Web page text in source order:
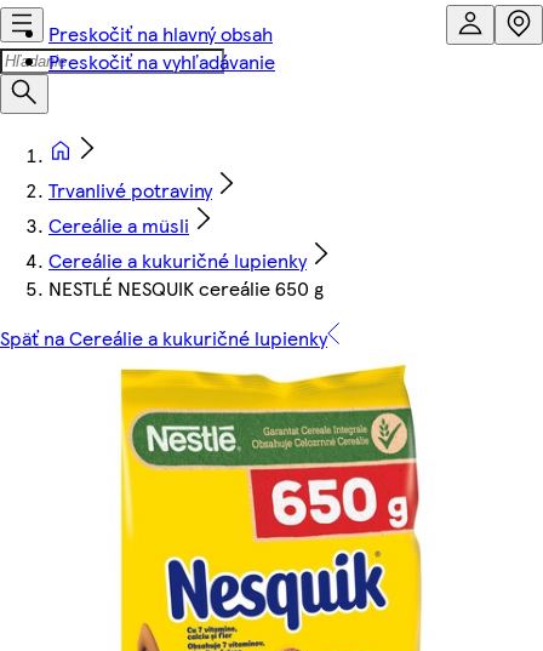
Preskočiť na hlavný obsah
Preskočiť na vyhľadávanie
Trvanlivé potraviny
Cereálie a müsli
Cereálie a kukuričné lupienky
NESTLÉ NESQUIK cereálie 650 g
Späť na Cereálie a kukuričné lupienky